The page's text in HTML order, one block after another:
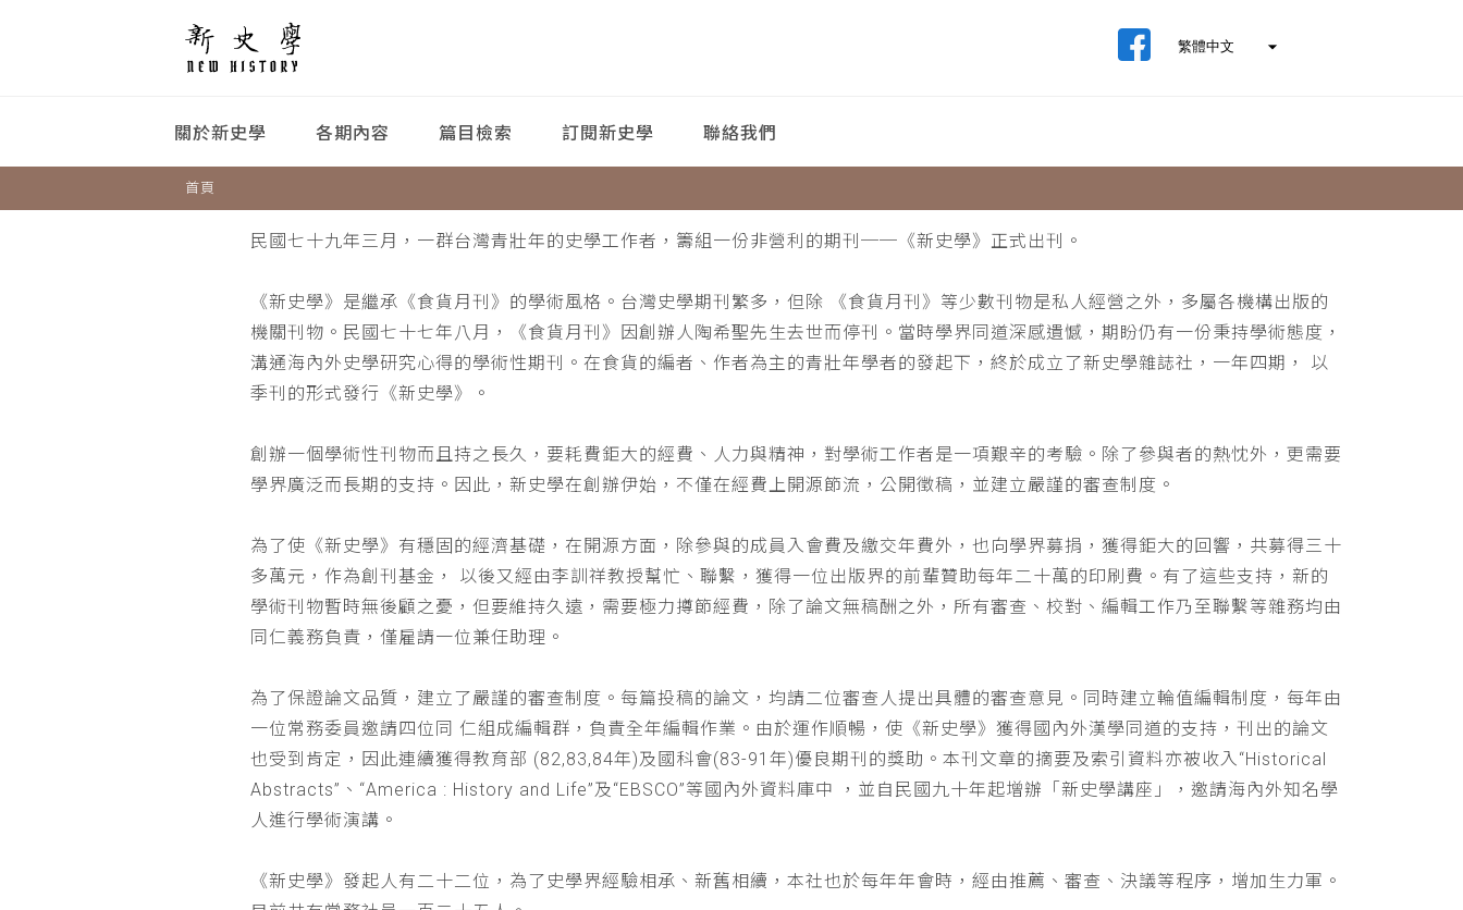
關於新史學 各期內容 篇目檢索 訂閱新史學 聯絡我們
首頁
民國七十九年三月，一群台灣青壯年的史學工作者，籌組一份非營利的期刊──《新史學》正式出刊。
《新史學》是繼承《食貨月刊》的學術風格。台灣史學期刊繁多，但除 《食貨月刊》等少數刊物是私人經營之外，多屬各機構出版的
機關刊物。民國七十七年八月，《食貨月刊》因創辦人陶希聖先生去世而停刊。當時學界同道深感遺憾，期盼仍有一份秉持學術態度，
溝通海內外史學研究心得的學術性期刊。在食貨的編者、作者為主的青壯年學者的發起下，終於成立了新史學雜誌社，一年四期， 以
季刊的形式發行《新史學》。
創辦一個學術性刊物而且持之長久，要耗費鉅大的經費、人力與精神，對學術工作者是一項艱辛的考驗。除了參與者的熱忱外，更需要
學界廣泛而長期的支持。因此，新史學在創辦伊始，不僅在經費上開源節流，公開徵稿，並建立嚴謹的審查制度。
為了使《新史學》有穩固的經濟基礎，在開源方面，除參與的成員入會費及繳交年費外，也向學界募捐，獲得鉅大的回響，共募得三十
多萬元，作為創刊基金， 以後又經由李訓祥教授幫忙、聯繫，獲得一位出版界的前輩贊助每年二十萬的印刷費。有了這些支持，新的
學術刊物暫時無後顧之憂，但要維持久遠，需要極力撙節經費，除了論文無稿酬之外，所有審查、校對、編輯工作乃至聯繫等雜務均由
同仁義務負責，僅雇請一位兼任助理。
為了保證論文品質，建立了嚴謹的審查制度。每篇投稿的論文，均請二位審查人提出具體的審查意見。同時建立輪值編輯制度，每年由
一位常務委員邀請四位同 仁組成編輯群，負責全年編輯作業。由於運作順暢，使《新史學》獲得國內外漢學同道的支持，刊出的論文
也受到肯定，因此連續獲得教育部 (82,83,84年)及國科會(83-91年)優良期刊的獎助。本刊文章的摘要及索引資料亦被收入“Historical
Abstracts”、“America : History and Life”及“EBSCO”等國內外資料庫中 ，並自民國九十年起增辦「新史學講座」，邀請海內外知名學
人進行學術演講。
《新史學》發起人有二十二位，為了史學界經驗相承、新舊相續，本社也於每年年會時，經由推薦、審查、決議等程序，增加生力軍。